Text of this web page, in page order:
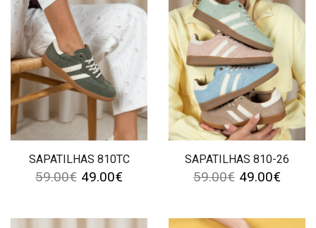
SAPATILHAS 810TC
59.00€ 49.00€
SAPATILHAS 810-26
59.00€ 49.00€